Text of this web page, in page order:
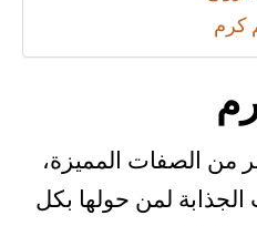
كرم
من الصفات المميزة،
لمن حولها بكل